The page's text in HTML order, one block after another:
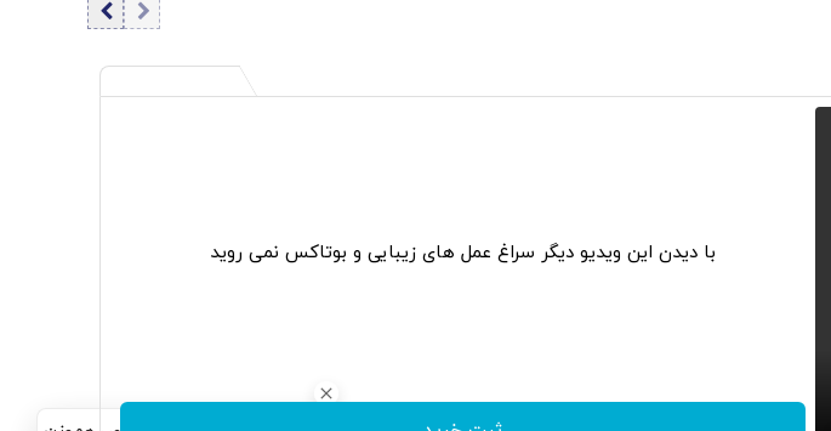
با دیدن این ویدیو دیگر سراغ عمل های زیبایی و بوتاکس نمی روید